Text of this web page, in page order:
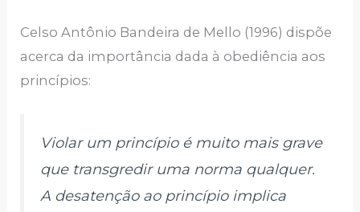
Celso Antônio Bandeira de Mello (1996) dispõe
acerca da importância dada à obediência aos
princípios:
Violar um princípio é muito mais grave
que transgredir uma norma qualquer.
A desatenção ao princípio implica